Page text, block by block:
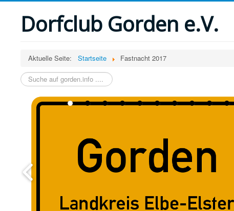
Dorfclub Gorden e.V.
Aktuelle Seite: Startseite
Fastnacht 2017
Suchen
...